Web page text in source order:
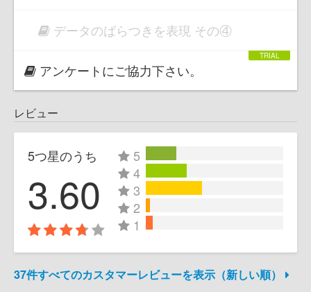
データのばらつきを表現 その④
アンケートにご協力下さい。
レビュー
5つ星のうち
3.60
5
4
3
2
1
37件すべてのカスタマーレビューを表示（新しい順）